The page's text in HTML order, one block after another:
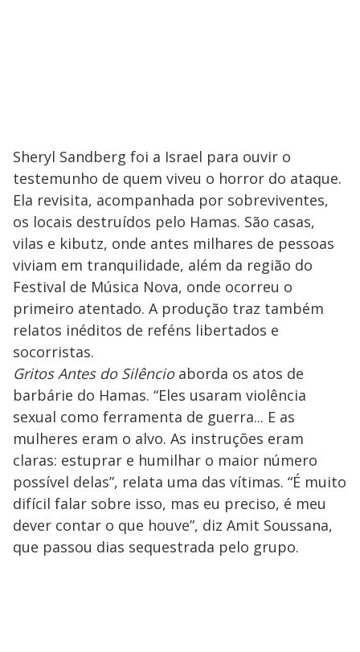
Sheryl Sandberg foi a Israel para ouvir o
testemunho de quem viveu o horror do ataque.
Ela revisita, acompanhada por sobreviventes,
os locais destruídos pelo Hamas. São casas,
vilas e kibutz, onde antes milhares de pessoas
viviam em tranquilidade, além da região do
Festival de Música Nova, onde ocorreu o
primeiro atentado. A produção traz também
relatos inéditos de reféns libertados e
socorristas.
Gritos Antes do Silêncioaborda os atos de
barbárie do Hamas. “Eles usaram violência
sexual como ferramenta de guerra... E as
mulheres eram o alvo. As instruções eram
claras: estuprar e humilhar o maior número
possível delas”, relata uma das vítimas. “É muito
difícil falar sobre isso, mas eu preciso, é meu
dever contar o que houve”, diz Amit Soussana,
que passou dias sequestrada pelo grupo.